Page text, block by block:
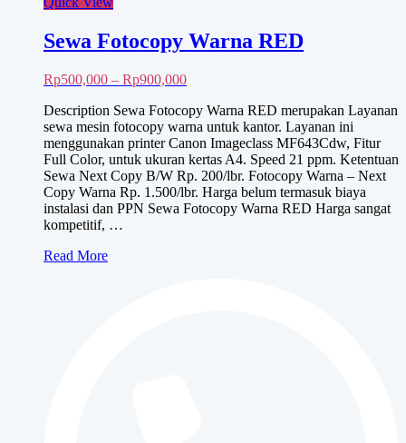
Sewa Fotocopy Warna RED
Rp500,000 – Rp900,000Rentang
Rp500,000
hingga
Rp900,000
Description Sewa Fotocopy Warna RED merupakan Layanan
sewa mesin fotocopy warna untuk kantor. Layanan ini
menggunakan printer Canon Imageclass MF643Cdw, Fitur
Full Color, untuk ukuran kertas A4. Speed 21 ppm. Ketentuan
Sewa Next Copy B/W Rp. 200/lbr. Fotocopy Warna – Next
Copy Warna Rp. 1.500/lbr. Harga belum termasuk biaya
instalasi dan PPN Sewa Fotocopy Warna RED Harga sangat
kompetitif, …
Sewa
Read More